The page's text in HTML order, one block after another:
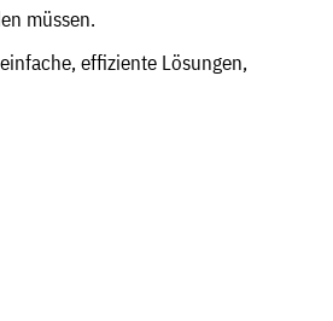
müssen.
effiziente Lösungen,